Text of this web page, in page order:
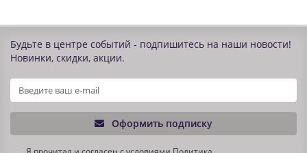
Будьте в центре событий - подпишитесь на наши новости!
Новинки, скидки, акции.
Оформить подписку